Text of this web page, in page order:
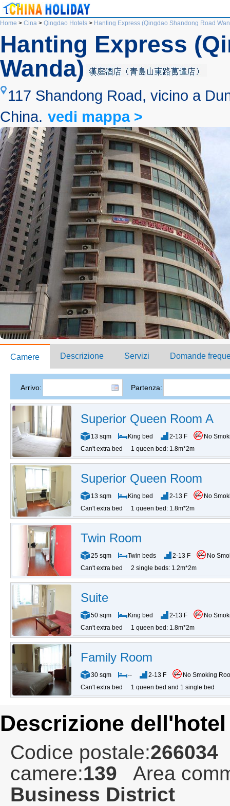
Home > Cina > Qingdao Hotels > Hanting Express (Qingdao Shandong Road
Hanting Express
Wanda)
117 Shandong Road, vicino a
China. vedi mappa >
Camere Descrizione Servizi Domande
Arrivo: Partenza:
Superior Queen Room A
13 sqm King bed 2-13 F
No
Can't extra bed
1 queen bed: 1.8m*2m
Superior Queen Room
13 sqm King bed 2-13 F
No
Can't extra bed
1 queen bed: 1.8m*2m
Twin Room
25 sqm Twin beds 2-13 F
No
Can't extra bed
2 single beds: 1.2m*2m
Suite
50 sqm King bed 2-13 F
No
Can't extra bed
1 queen bed: 1.8m*2m
Family Room
30 sqm -- 2-13 F
No Smoking
Can't extra bed
1 queen bed and 1 single bed
Descrizione dell'hotel
Codice postale:266034
camere:139
Area
Business District